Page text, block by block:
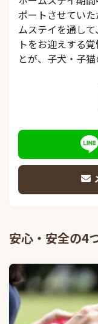
ポートさせてい
ムステイを通し
トをお迎えする
とが、子犬・子
安心・安全の4